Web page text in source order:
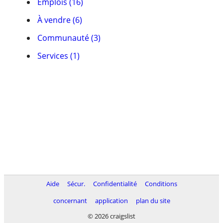
À vendre (6)
Communauté (3)
Services (1)
Aide Sécur. Confidentialité
Conditions
concernant
application
plan du site
© 2026 craigslist